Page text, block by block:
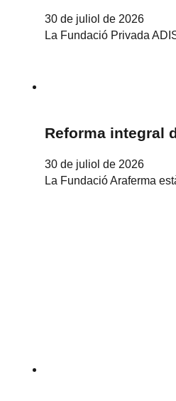
30 de juliol de 2026
La Fundació Privada
Reforma integral
30 de juliol de 2026
La Fundació Araferma